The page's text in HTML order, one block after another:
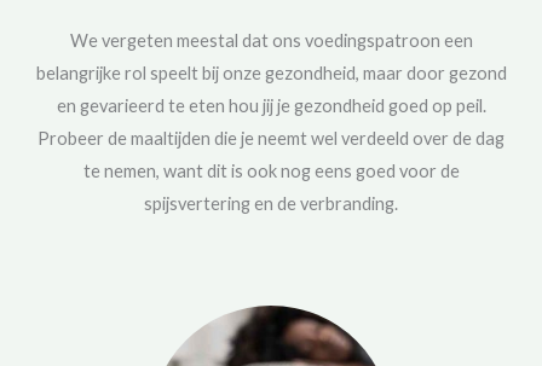
We vergeten meestal dat ons voedingspatroon een
belangrijke rol speelt bij onze gezondheid, maar door gezond
en gevarieerd te eten hou jij je gezondheid goed op peil.
Probeer de maaltijden die je neemt wel verdeeld over de dag
te nemen, want dit is ook nog eens goed voor de
spijsvertering en de verbranding.